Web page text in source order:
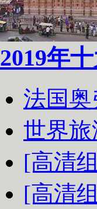
2019年
法国
世界
[高清
[高清